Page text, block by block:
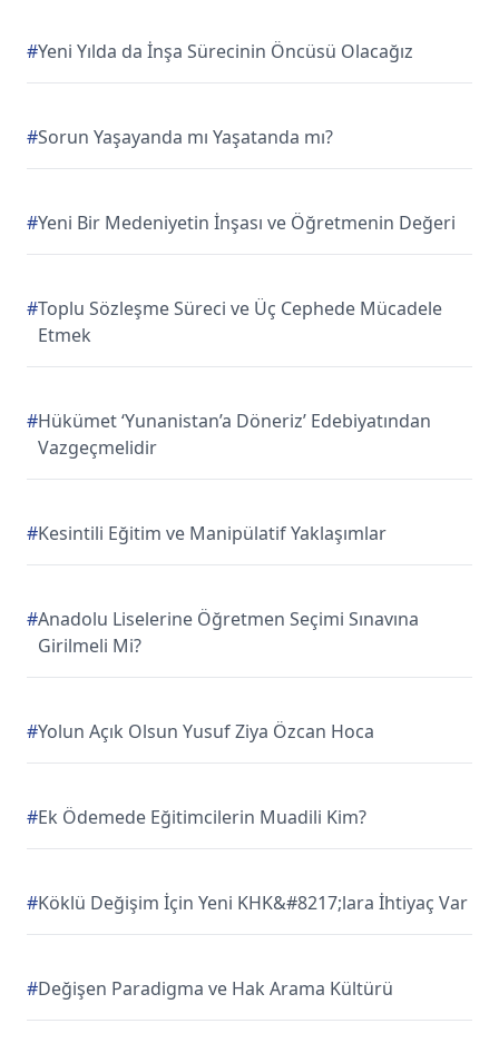
#Yeni Yılda da İnşa Sürecinin Öncüsü Olacağız
#Sorun Yaşayanda mı Yaşatanda mı?
#Yeni Bir Medeniyetin İnşası ve Öğretmenin Değeri
#Toplu Sözleşme Süreci ve Üç Cephede Mücadele
Etmek
#Hükümet ‘Yunanistan’a Döneriz’ Edebiyatından
Vazgeçmelidir
#Kesintili Eğitim ve Manipülatif Yaklaşımlar
#Anadolu Liselerine Öğretmen Seçimi Sınavına
Girilmeli Mi?
#Yolun Açık Olsun Yusuf Ziya Özcan Hoca
#Ek Ödemede Eğitimcilerin Muadili Kim?
#Köklü Değişim İçin Yeni KHK&#8217;lara İhtiyaç Var
#Değişen Paradigma ve Hak Arama Kültürü